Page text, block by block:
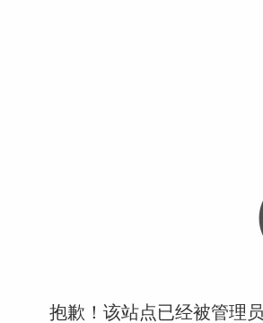
抱歉！该站点已经被管理